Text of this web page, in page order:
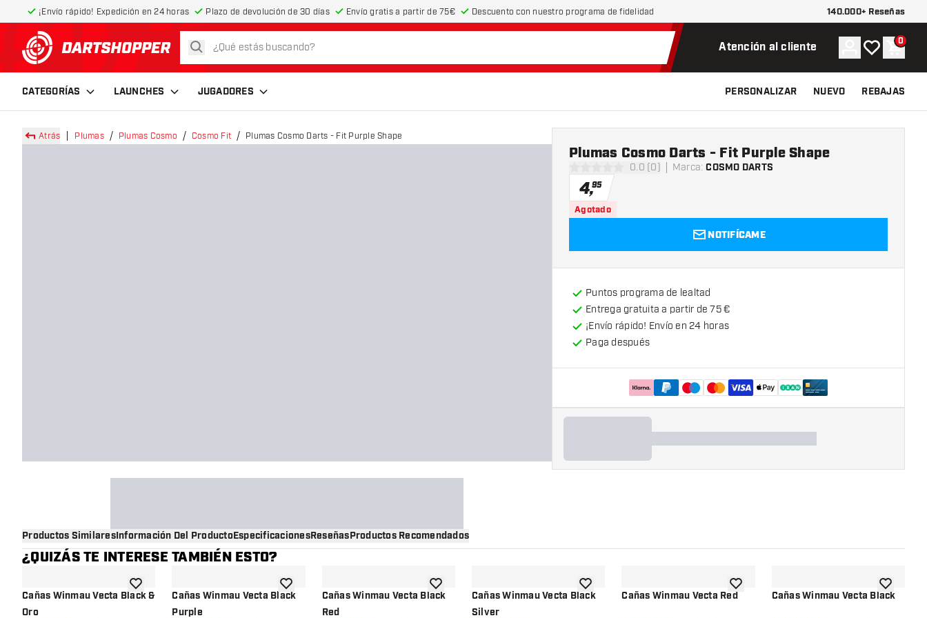
¡Envío rápido! Expedición en 24 horas Plazo de devolución de 30 días Envío gratis a partir de 75€ Descuento con nuestro programa de fidelidad 140.000+ Reseñas
volver a la página de inicio
buscar Atención al cliente Cuenta
Mi lista de
0
CATEGORÍAS LAUNCHES JUGADORES PERSONALIZAR NUEVO REBAJAS
Atrás Plumas Plumas Cosmo Cosmo Fit Plumas Cosmo Darts - Fit Purple Shape
0 estrellas de puntuación
0.0 (0) Marca: COSMO DARTS
Plumas Cosmo Darts - Fit Purple Shape
4,95
Agotado
NOTIFÍCAME
Puntos programa de lealtad
Entrega gratuita a partir de 75 €
¡Envío rápido! Envío en 24 horas
Paga después
Productos SimilaresInformación Del ProductoEspecificacionesReseñasProductos Recomendados
¿QUIZÁS TE INTERESE TAMBIÉN ESTO?
Cañas Winmau Vecta Black &
Oro
añadir a la lista de deseos
Cañas Winmau Vecta Black
Purple
añadir a la lista de deseos
Cañas Winmau Vecta Black
Red
añadir a la lista de deseos
Cañas Winmau Vecta Black
Silver
añadir a la lista de deseos
Cañas Winmau Vecta Redañadir a la lista de deseos
Cañas Winmau Vecta Blackañadir a la